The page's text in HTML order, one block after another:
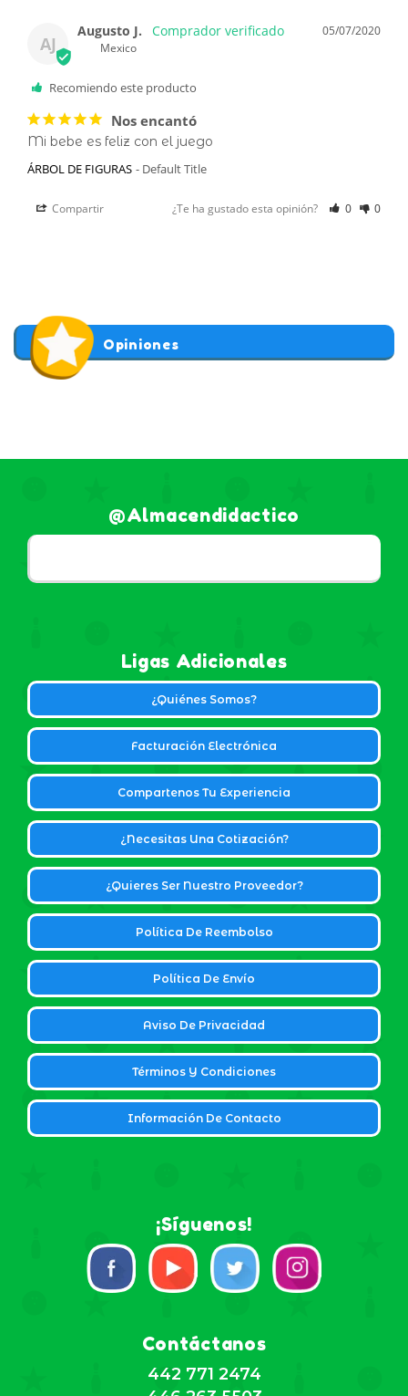
AJ
05/07/2020
Augusto J.
Mexico
Recomiendo este producto
Nos encantó
Mi bebe es feliz con el juego
ÁRBOL DE FIGURAS
Default Title
Compartir ¿Te ha gustado esta opinión? 0 0
Opiniones
@almacendidactico
Ligas Adicionales
¿Quiénes Somos?
Facturación Electrónica
Compartenos Tu Experiencia
¿Necesitas Una Cotización?
¿Quieres Ser Nuestro Proveedor?
Política De Reembolso
Política De Envío
Aviso De Privacidad
Términos Y Condiciones
Información De Contacto
¡Síguenos!
Contáctanos
442 771 2474